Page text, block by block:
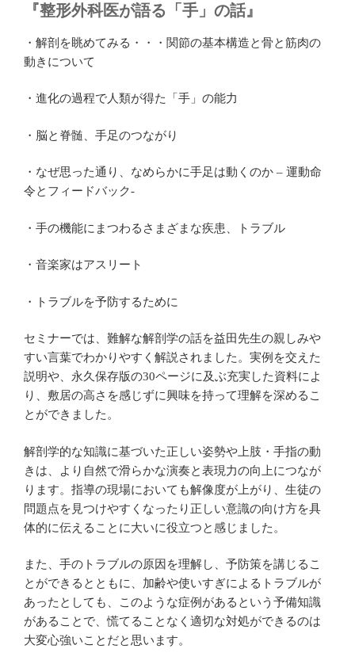
『整形外科医が語る「手」の話』
・解剖を眺めてみる・・・関節の基本構造と骨と筋肉の
動きについて
・進化の過程で人類が得た「手」の能力
・脳と脊髄、手足のつながり
・なぜ思った通り、なめらかに手足は動くのか – 運動命
令とフィードバック-
・手の機能にまつわるさまざまな疾患、トラブル
・音楽家はアスリート
・トラブルを予防するために
セミナーでは、難解な解剖学の話を益田先生の親しみや
すい言葉でわかりやすく解説されました。実例を交えた
説明や、永久保存版の30ページに及ぶ充実した資料によ
り、敷居の高さを感じずに興味を持って理解を深めるこ
とができました。
解剖学的な知識に基づいた正しい姿勢や上肢・手指の動
きは、より自然で滑らかな演奏と表現力の向上につなが
ります。指導の現場においても解像度が上がり、生徒の
問題点を見つけやすくなったり正しい意識の向け方を具
体的に伝えることに大いに役立つと感じました。
また、手のトラブルの原因を理解し、予防策を講じるこ
とができるとともに、加齢や使いすぎによるトラブルが
あったとしても、このような症例があるという予備知識
があることで、慌てることなく適切な対処ができるのは
大変心強いことだと思います。